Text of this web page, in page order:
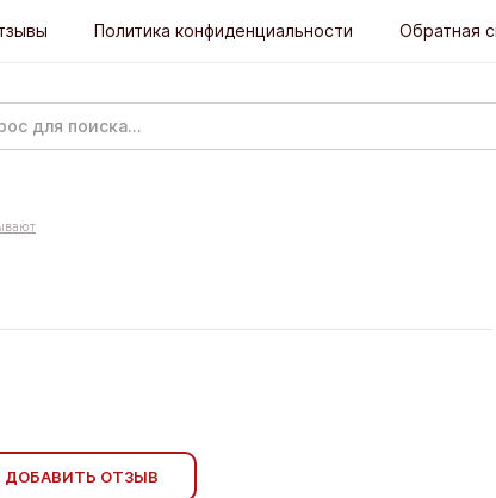
Политика конфиденциальности Обратная
ДОБАВИТЬ ОТЗЫВ